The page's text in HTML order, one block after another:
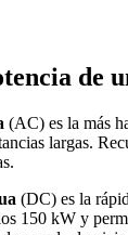
de
(AC) es la más
largas.
(DC) es la
150 kW y